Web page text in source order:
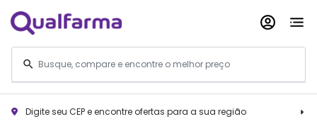
Digite seu CEP e encontre ofertas para a sua região